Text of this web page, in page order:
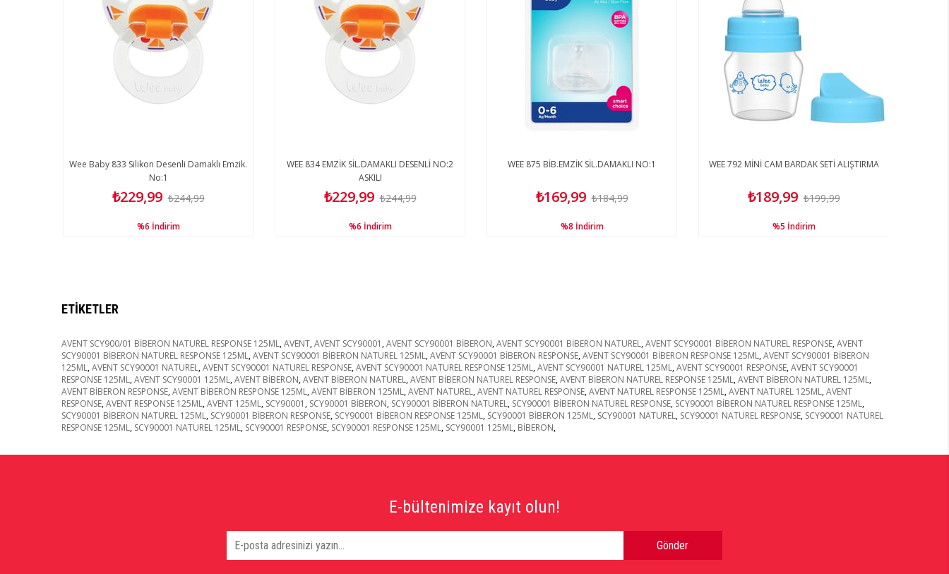
Wee Baby 833 Silikon Desenli Damaklı Emzik.
No:1
₺229,99 ₺244,99
%6 İndirim
WEE 834 EMZİK SİL.DAMAKLI DESENLİ NO:2
ASKILI
₺229,99 ₺244,99
%6 İndirim
WEE 875 BİB.EMZİK SİL.DAMAKLI NO:1
₺169,99 ₺184,99
%8 İndirim
WEE 792 MİNİ CAM BARDAK SETİ ALIŞTIRMA
₺189,99 ₺199,99
%5 İndirim
ETIKETLER
AVENT SCY900/01 BİBERON NATUREL RESPONSE 125ML,AVENT,AVENT SCY90001 ,AVENT SCY90001 BİBERON,AVENT SCY90001 BİBERON NATUREL,AVENT SCY90001 BİBERON NATUREL RESPONSE,AVENT
SCY90001 BİBERON NATUREL RESPONSE 125ML,AVENT SCY90001 BİBERON NATUREL 125ML,AVENT SCY90001 BİBERON RESPONSE,AVENT SCY90001 BİBERON RESPONSE 125ML,AVENT SCY90001 BİBERON
125ML,AVENT SCY90001 NATUREL,AVENT SCY90001 NATUREL RESPONSE,AVENT SCY90001 NATUREL RESPONSE 125ML,AVENT SCY90001 NATUREL 125ML,AVENT SCY90001 RESPONSE,AVENT SCY90001
RESPONSE 125ML,AVENT SCY90001 125ML,AVENT BİBERON,AVENT BİBERON NATUREL,AVENT BİBERON NATUREL RESPONSE,AVENT BİBERON NATUREL RESPONSE 125ML,AVENT BİBERON NATUREL 125ML,
AVENT BİBERON RESPONSE,AVENT BİBERON RESPONSE 125ML,AVENT BİBERON 125ML,AVENT NATUREL,AVENT NATUREL RESPONSE,AVENT NATUREL RESPONSE 125ML,AVENT NATUREL 125ML,AVENT
RESPONSE,AVENT RESPONSE 125ML,AVENT 125ML, SCY90001 , SCY90001 BİBERON, SCY90001 BİBERON NATUREL, SCY90001 BİBERON NATUREL RESPONSE, SCY90001 BİBERON NATUREL RESPONSE 125ML,
SCY90001 BİBERON NATUREL 125ML, SCY90001 BİBERON RESPONSE, SCY90001 BİBERON RESPONSE 125ML, SCY90001 BİBERON 125ML, SCY90001 NATUREL, SCY90001 NATUREL RESPONSE, SCY90001 NATUREL
RESPONSE 125ML, SCY90001 NATUREL 125ML, SCY90001 RESPONSE, SCY90001 RESPONSE 125ML, SCY90001 125ML, BİBERON,
E-bültenimize kayıt olun!
Gönder